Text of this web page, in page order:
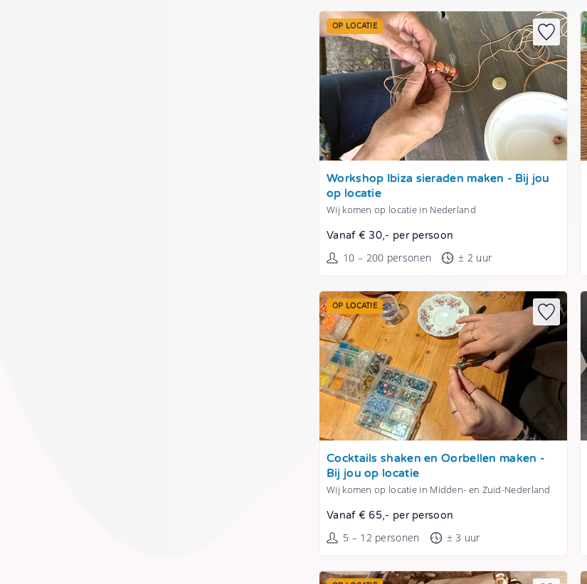
Tonen
OP LOCATIE
Workshop Ibiza sieraden maken - Bij jou
op locatie
Wij komen op locatie in Nederland
Vanaf € 30,- per persoon
10 – 200 personen ± 2 uur
Tonen
OP LOCATIE
Cocktails shaken en Oorbellen maken -
Bij jou op locatie
Wij komen op locatie in Midden- en Zuid-Nederland
Vanaf € 65,- per persoon
5 – 12 personen ± 3 uur